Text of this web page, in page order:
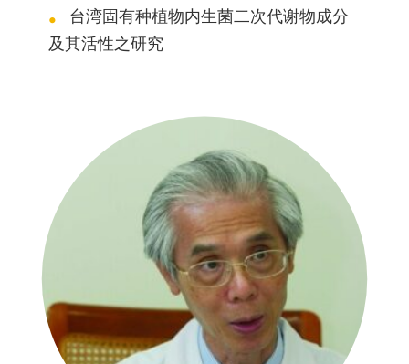
台湾固有种植物内生菌二次代谢物成分
及其活性之研究